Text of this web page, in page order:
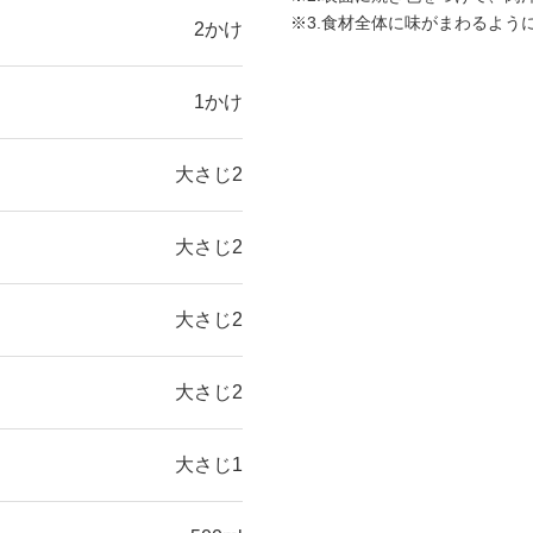
2かけ
1かけ
大さじ2
大さじ2
大さじ2
大さじ2
大さじ1
※3.食材全体に味がまわるよう